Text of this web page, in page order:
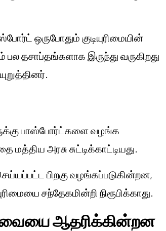
ஒருபோதும் குடியுரிமையின்
தசாப்தங்களாக இருந்து வருகிறது
பாஸ்போர்ட்களை வழங்க
அரசு சுட்டிக்காட்டியது.
பிறகு வழங்கப்படுகின்றன,
சந்தேகமின்றி நிரூபிக்காது.
ஆதரிக்கின்றன